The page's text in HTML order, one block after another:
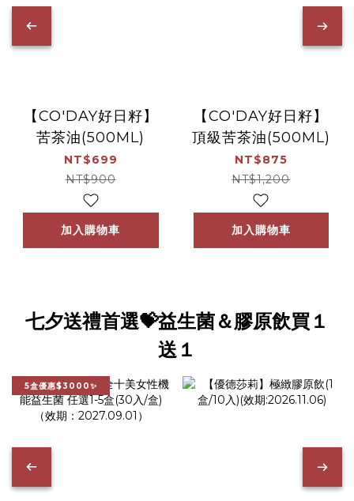
【CO'DAY好日籽】
苦茶油(500ML)
NT$699
NT$900
加入購物車
【CO'DAY好日籽】
頂級苦茶油(500ML)
NT$875
NT$1,200
加入購物車
七夕送禮首選💝益生菌＆膠原飲買１
送１
5盒優惠$3000✨